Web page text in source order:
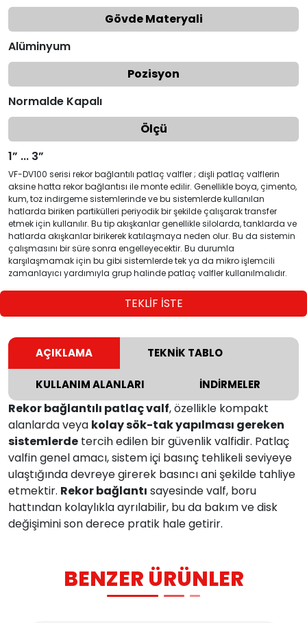
Gövde Materyali
Alüminyum
Pozisyon
Normalde Kapalı
Ölçü
1” ... 3”
VF-DV100 serisi rekor bağlantılı patlaç valfler ; dişli patlaç valflerin
aksine hatta rekor bağlantısı ile monte edilir. Genellikle boya, çimento,
kum, toz indirgeme sistemlerinde ve bu sistemlerde kullanılan
hatlarda biriken partikülleri periyodik bir şekilde çalışarak transfer
etmek için kullanılır. Bu tip akışkanlar genellikle silolarda, tanklarda ve
hatlarda akışkanlar birikerek katılaşmaya neden olur. Bu da sistemin
çalışmasını bir süre sonra engelleyecektir. Bu durumla
karşılaşmamak için bu gibi sistemlerde tek ya da mikro işlemcili
zamanlayıcı yardımıyla grup halinde patlaç valfler kullanılmalıdır.
TEKLİF İSTE
AÇIKLAMA TEKNİK TABLO
KULLANIM ALANLARI İNDİRMELER
Rekor bağlantılı patlaç valf, özellikle kompakt
alanlarda veya kolay sök-tak yapılması gereken
sistemlerde tercih edilen bir güvenlik valfidir. Patlaç
valfin genel amacı, sistem içi basınç tehlikeli seviyeye
ulaştığında devreye girerek basıncı ani şekilde tahliye
etmektir. Rekor bağlantı sayesinde valf, boru
hattından kolaylıkla ayrılabilir, bu da bakım ve disk
değişimini son derece pratik hale getirir.
BENZER ÜRÜNLER